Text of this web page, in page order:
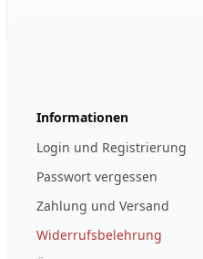
Informationen
Login und Registrierung
Passwort vergessen
Zahlung und Versand
Widerrufsbelehrung